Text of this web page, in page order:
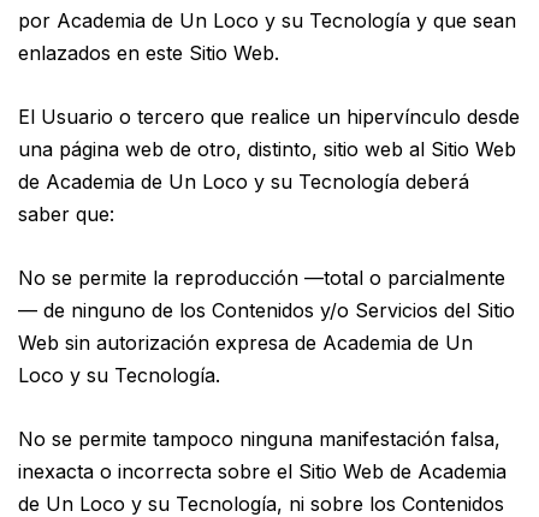
por Academia de Un Loco y su Tecnología y que sean
enlazados en este Sitio Web.
El Usuario o tercero que realice un hipervínculo desde
una página web de otro, distinto, sitio web al Sitio Web
de Academia de Un Loco y su Tecnología deberá
saber que:
No se permite la reproducción —total o parcialmente
— de ninguno de los Contenidos y/o Servicios del Sitio
Web sin autorización expresa de Academia de Un
Loco y su Tecnología.
No se permite tampoco ninguna manifestación falsa,
inexacta o incorrecta sobre el Sitio Web de Academia
de Un Loco y su Tecnología, ni sobre los Contenidos